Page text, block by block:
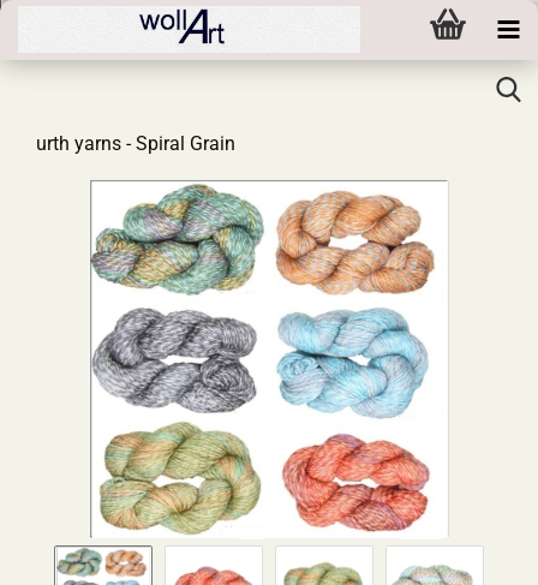
urth yarns - Spiral Grain